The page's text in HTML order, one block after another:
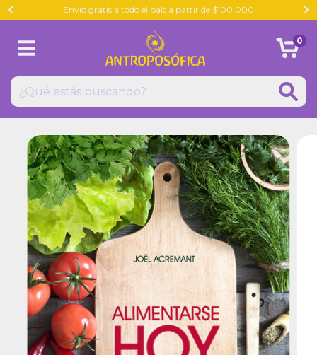
Envío gratis a todo el país a partir de $100.000
0